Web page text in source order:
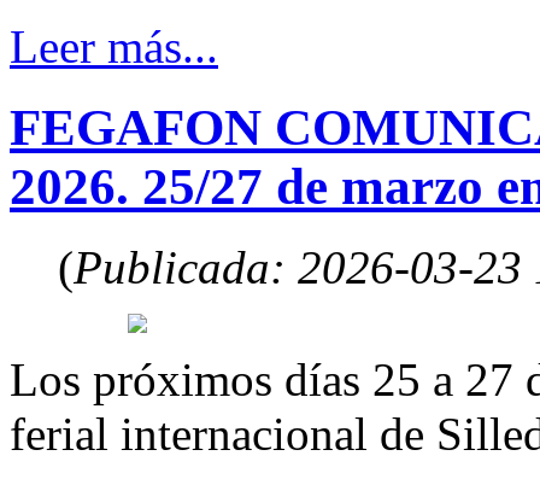
Leer más...
FEGAFON
2026. 25/27 de marzo
(Publicada: 2026-03-23
Los próximos días 25 a 27
ferial internacional de